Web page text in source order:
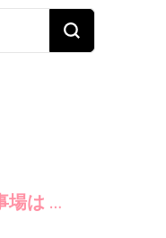
場は …